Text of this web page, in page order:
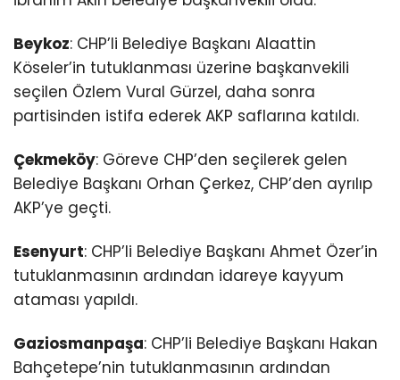
Beykoz: CHP’li Belediye Başkanı Alaattin
Köseler’in tutuklanması üzerine başkanvekili
seçilen Özlem Vural Gürzel, daha sonra
partisinden istifa ederek AKP saflarına katıldı.
Çekmeköy: Göreve CHP’den seçilerek gelen
Belediye Başkanı Orhan Çerkez, CHP’den ayrılıp
AKP’ye geçti.
Esenyurt: CHP’li Belediye Başkanı Ahmet Özer’in
tutuklanmasının ardından idareye kayyum
ataması yapıldı.
Gaziosmanpaşa: CHP’li Belediye Başkanı Hakan
Bahçetepe’nin tutuklanmasının ardından